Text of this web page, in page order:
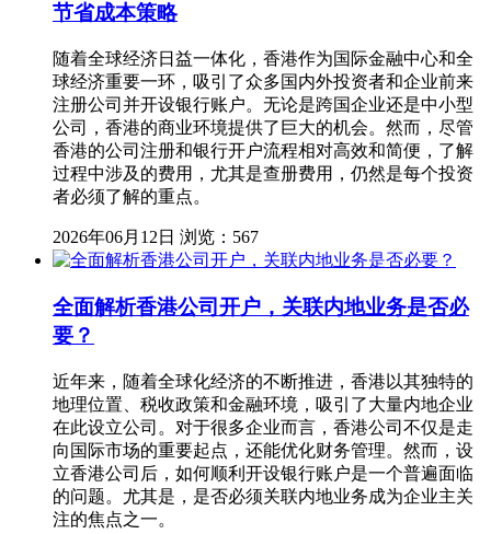
节省成本策略
随着全球经济日益一体化，香港作为国际金融中心和全
球经济重要一环，吸引了众多国内外投资者和企业前来
注册公司并开设银行账户。无论是跨国企业还是中小型
公司，香港的商业环境提供了巨大的机会。然而，尽管
香港的公司注册和银行开户流程相对高效和简便，了解
过程中涉及的费用，尤其是查册费用，仍然是每个投资
者必须了解的重点。
2026年06月12日 浏览：567
全面解析香港公司开户，关联内地业务是否必
要？
近年来，随着全球化经济的不断推进，香港以其独特的
地理位置、税收政策和金融环境，吸引了大量内地企业
在此设立公司。对于很多企业而言，香港公司不仅是走
向国际市场的重要起点，还能优化财务管理。然而，设
立香港公司后，如何顺利开设银行账户是一个普遍面临
的问题。尤其是，是否必须关联内地业务成为企业主关
注的焦点之一。